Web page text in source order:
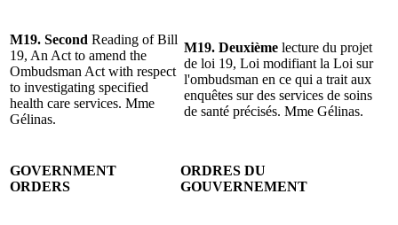
M19. Second Reading of Bill
19, An Act to amend the
Ombudsman Act with respect
to investigating specified
health care services. Mme
Gélinas.
M19. Deuxième lecture du projet
de loi 19, Loi modifiant la Loi sur
l'ombudsman en ce qui a trait aux
enquêtes sur des services de soins
de santé précisés. Mme Gélinas.
GOVERNMENT
ORDERS
ORDRES DU
GOUVERNEMENT